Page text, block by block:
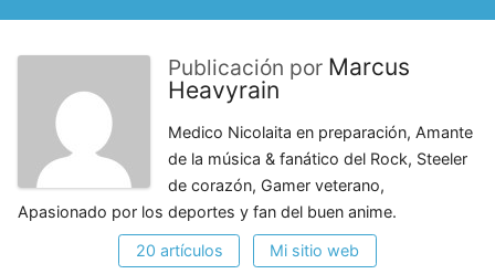
Publicación por Marcus
Heavyrain
Medico Nicolaita en preparación, Amante
de la música & fanático del Rock, Steeler
de corazón, Gamer veterano,
Apasionado por los deportes y fan del buen anime.
20 artículos Mi sitio web